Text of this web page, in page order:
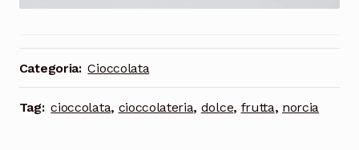
Categoria: Cioccolata
Tag: cioccolata, cioccolateria, dolce, frutta, norcia